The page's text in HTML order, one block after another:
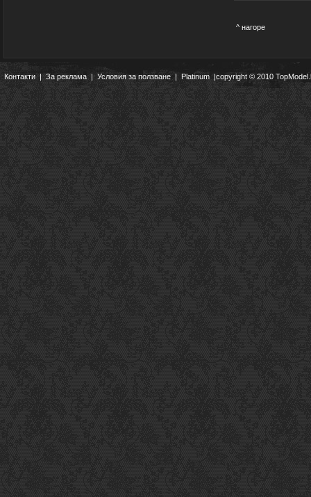
^ нагоре
Контакти|За реклама | Условия за ползване | Platinum |copyright © 2010